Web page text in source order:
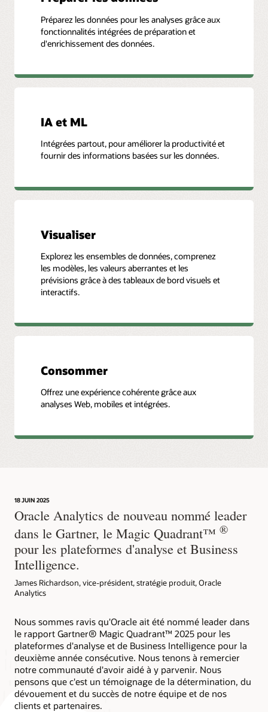
Préparez les données pour les analyses grâce aux
fonctionnalités intégrées de préparation et
d'enrichissement des données.
IA et ML
Intégrées partout, pour améliorer la productivité et
fournir des informations basées sur les données.
Visualiser
Explorez les ensembles de données, comprenez
les modèles, les valeurs aberrantes et les
prévisions grâce à des tableaux de bord visuels et
interactifs.
Consommer
Offrez une expérience cohérente grâce aux
analyses Web, mobiles et intégrées.
18 JUIN 2025
Oracle Analytics de nouveau nommé leader
dans le Gartner, le Magic Quadrant™ ®
pour les plateformes d'analyse et Business
Intelligence.
James Richardson, vice-président, stratégie produit, Oracle
Analytics
Nous sommes ravis qu'Oracle ait été nommé leader dans
le rapport Gartner® Magic Quadrant™ 2025 pour les
plateformes d'analyse et de Business Intelligence pour la
deuxième année consécutive. Nous tenons à remercier
notre communauté d'avoir aidé à y parvenir. Nous
pensons que c'est un témoignage de la détermination, du
dévouement et du succès de notre équipe et de nos
clients et partenaires.